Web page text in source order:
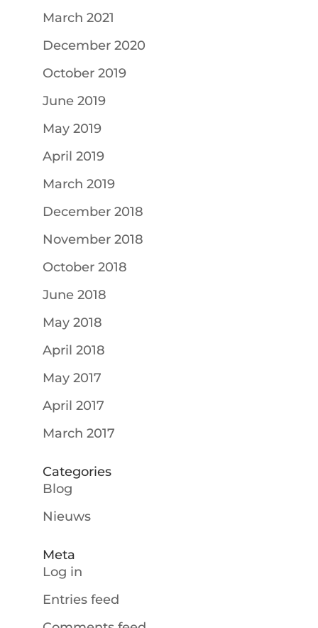
March 2021
December 2020
October 2019
June 2019
May 2019
April 2019
March 2019
December 2018
November 2018
October 2018
June 2018
May 2018
April 2018
May 2017
April 2017
March 2017
Categories
Blog
Nieuws
Meta
Log in
Entries feed